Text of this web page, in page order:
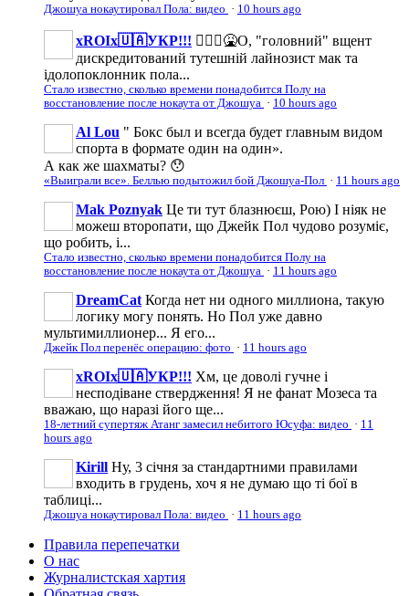
Джошуа нокаутировал Пола: видео · 10 hours ago
xROIx🇺🇦УКР!!! 🤦🏻‍♂️🤮О, "головний" вщент
дискредитований тутешній лайнозист мак та
ідолопоклонник пола...
Стало известно, сколько времени понадобится Полу на
восстановление после нокаута от Джошуа · 10 hours ago
Al Lou " Бокс был и всегда будет главным видом
спорта в формате один на один».
А как же шахматы? 😯
«Выиграли все». Беллью подытожил бой Джошуа-Пол · 11 hours ago
Mak Poznyak Це ти тут блазнюєш, Рою) І ніяк не
можеш второпати, що Джейк Пол чудово розуміє,
що робить, і...
Стало известно, сколько времени понадобится Полу на
восстановление после нокаута от Джошуа · 11 hours ago
DreamCat Когда нет ни одного миллиона, такую
логику могу понять. Но Пол уже давно
мультимиллионер... Я его...
Джейк Пол перенёс операцию: фото · 11 hours ago
xROIx🇺🇦УКР!!! Хм, це доволі гучне і
несподіване ствердження! Я не фанат Мозеса та
вважаю, що наразі його ще...
18-летний супертяж Атанг замесил небитого Юсуфа: видео · 11
hours ago
Kirill Ну, 3 січня за стандартними правилами
входить в грудень, хоч я не думаю що ті бої в
таблиці...
Джошуа нокаутировал Пола: видео · 11 hours ago
Правила перепечатки
О нас
Журналистская хартия